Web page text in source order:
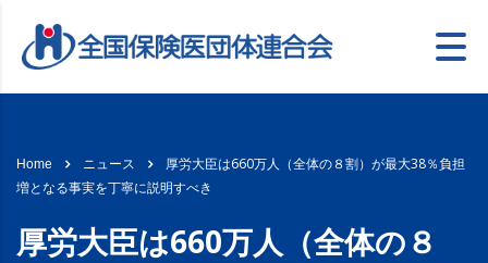
Home ニュース
厚労大臣は660万人（全体の８割）が最大38％負担
増となる事実を丁寧に説明すべき
厚労大臣は660万人（全体の８